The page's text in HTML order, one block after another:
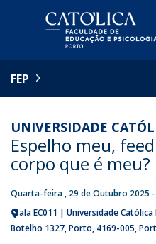
FEP
UNIVERSIDADE
Espelho meu,
corpo que é meu?
Quarta-feira , 29 de Outubro 2025 -
Sala EC011 | Universidade
Botelho 1327 Porto 4169-005